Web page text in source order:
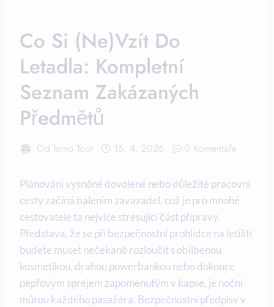
Co Si (ne)vzít Do
Letadla: Kompletní
Seznam Zakázaných
Předmětů
OdTerno Tour 15. 4. 2026 0 Komentáře
Plánování vysněné dovolené nebo důležité pracovní
cesty začíná balením zavazadel, což je pro mnohé
cestovatele ta nejvíce stresující část přípravy.
Představa, že se při bezpečnostní prohlídce na letišti
budete muset nečekaně rozloučit s oblíbenou
kosmetikou, drahou powerbankou nebo dokonce
pepřovým sprejem zapomenutým v kapse, je noční
můrou každého pasažéra. Bezpečnostní předpisy v